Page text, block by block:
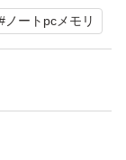
。
では
ノートpcメモリ